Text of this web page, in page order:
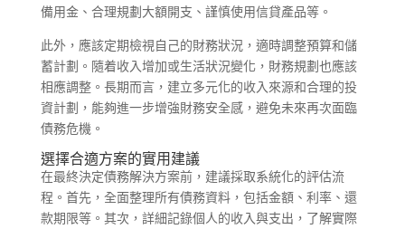
備用金、合理規劃大額開支、謹慎使用信貸產品等。
此外，應該定期檢視自己的財務狀況，適時調整預算和儲
蓄計劃。隨着收入增加或生活狀況變化，財務規劃也應該
相應調整。長期而言，建立多元化的收入來源和合理的投
資計劃，能夠進一步增強財務安全感，避免未來再次面臨
債務危機。
選擇合適方案的實用建議
在最終決定債務解決方案前，建議採取系統化的評估流
程。首先，全面整理所有債務資料，包括金額、利率、還
款期限等。其次，詳細記錄個人的收入與支出，了解實際